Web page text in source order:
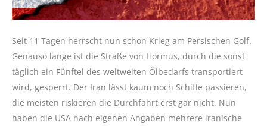
Seit 11 Tagen herrscht nun schon Krieg am Persischen Golf.
Genauso lange ist die Straße von Hormus, durch die sonst
täglich ein Fünftel des weltweiten Ölbedarfs transportiert
wird, gesperrt. Der Iran lässt kaum noch Schiffe passieren,
die meisten riskieren die Durchfahrt erst gar nicht. Nun
haben die USA nach eigenen Angaben mehrere iranische